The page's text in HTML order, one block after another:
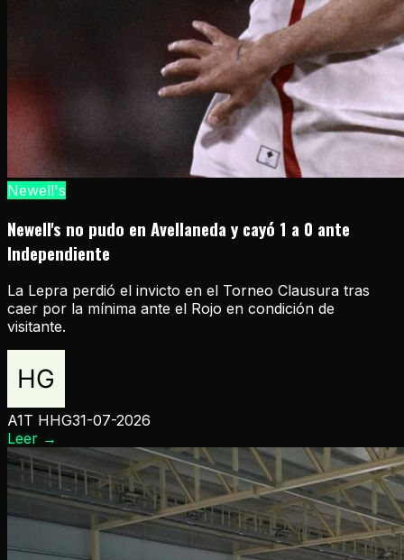
Newell's
Newell's no pudo en Avellaneda y cayó 1 a 0 ante
Independiente
La Lepra perdió el invicto en el Torneo Clausura tras
caer por la mínima ante el Rojo en condición de
visitante.
A1T HHG31-07-2026
Leer →